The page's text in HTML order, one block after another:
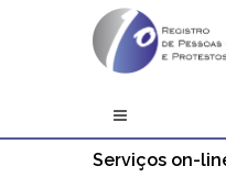
Serviços on-